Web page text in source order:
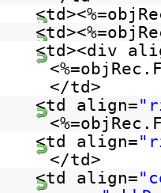
<td><div
</td>
<td align=
<td align=
</td>
<td align=